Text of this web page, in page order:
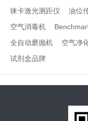
徕卡激光测距仪
油位
空气消毒机
全自动磨抛机
空气净
试剂盒品牌